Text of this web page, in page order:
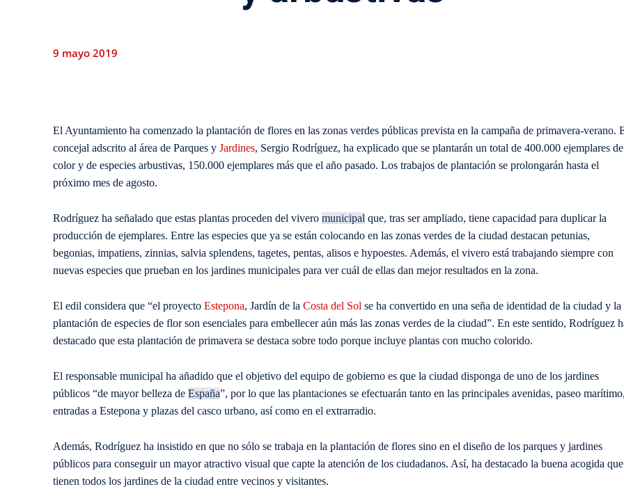
9 mayo 2019
El Ayuntamiento ha comenzado la plantación de flores en las zonas verdes públicas prevista en la campaña de primavera-verano.
concejal adscrito al área de Parques y Jardines, Sergio Rodríguez, ha explicado que se plantarán un total de 400.000 ejemplares de
color y de especies arbustivas, 150.000 ejemplares más que el año pasado. Los trabajos de plantación se prolongarán hasta el
próximo mes de agosto.
Rodríguez ha señalado que estas plantas proceden del vivero municipal que, tras ser ampliado, tiene capacidad para duplicar la
producción de ejemplares. Entre las especies que ya se están colocando en las zonas verdes de la ciudad destacan petunias,
begonias, impatiens, zinnias, salvia splendens, tagetes, pentas, alisos e hypoestes. Además, el vivero está trabajando siempre con
nuevas especies que prueban en los jardines municipales para ver cuál de ellas dan mejor resultados en la zona.
El edil considera que “el proyecto Estepona, Jardín de la Costa del Sol se ha convertido en una seña de identidad de la ciudad y la
plantación de especies de flor son esenciales para embellecer aún más las zonas verdes de la ciudad”. En este sentido, Rodríguez
destacado que esta plantación de primavera se destaca sobre todo porque incluye plantas con mucho colorido.
El responsable municipal ha añadido que el objetivo del equipo de gobierno es que la ciudad disponga de uno de los jardines
públicos “de mayor belleza de España”, por lo que las plantaciones se efectuarán tanto en las principales avenidas, paseo
entradas a Estepona y plazas del casco urbano, así como en el extrarradio.
Además, Rodríguez ha insistido en que no sólo se trabaja en la plantación de flores sino en el diseño de los parques y jardines
públicos para conseguir un mayor atractivo visual que capte la atención de los ciudadanos. Así, ha destacado la buena acogida que
tienen todos los jardines de la ciudad entre vecinos y visitantes.